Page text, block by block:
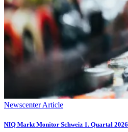
Newscenter Article
NIQ Markt Monitor Schweiz 1. Quartal 2026